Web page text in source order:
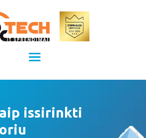
issirinkti
remontas Kaune
Kompiuterių priežiūra